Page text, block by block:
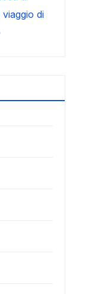
di